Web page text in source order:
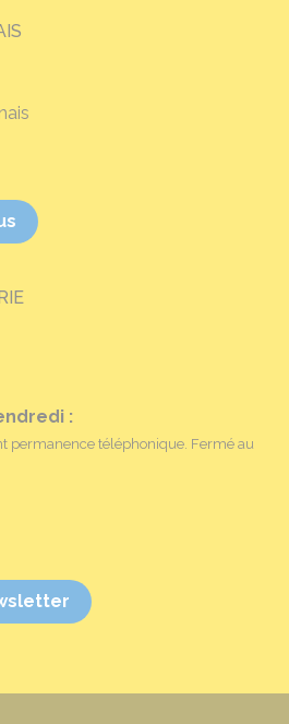
:
permanence téléphonique. Fermé au